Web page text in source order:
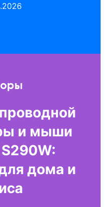
и мыши
дома и